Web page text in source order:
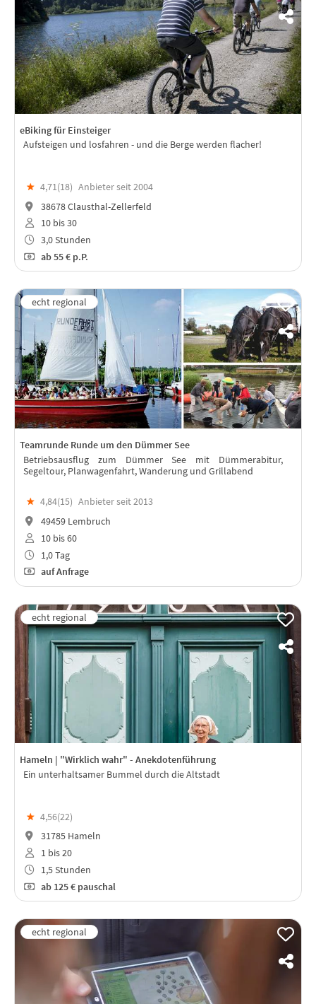
eBiking für Einsteiger
Aufsteigen und losfahren - und die Berge werden flacher!
★ 4,71(18) Anbieter seit 2004
38678 Clausthal-Zellerfeld
10 bis 30
3,0 Stunden
ab55 € p.P.
Teamrunde Runde um den Dümmer See
Betriebsausflug zum Dümmer See mit Dümmerabitur,
Segeltour, Planwagenfahrt, Wanderung und Grillabend
★ 4,84(15) Anbieter seit 2013
49459 Lembruch
10 bis 60
1,0 Tag
auf Anfrage
Hameln | "Wirklich wahr" - Anekdotenführung
Ein unterhaltsamer Bummel durch die Altstadt
★ 4,56(22)
31785 Hameln
1 bis 20
1,5 Stunden
ab125 € pauschal